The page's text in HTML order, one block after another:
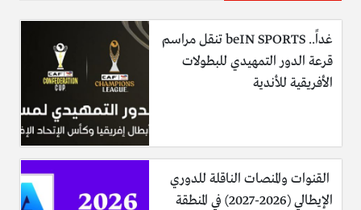
غداً.. beIN SPORTS تنقل مراسم
قرعة الدور التمهيدي للبطولات
الأفريقية للأندية
القنوات والمنصات الناقلة للدوري
الإيطالي (2026-2027) في المنطقة